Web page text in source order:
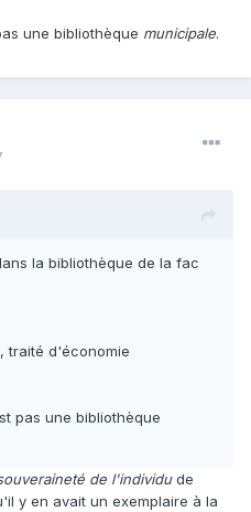
une bibliothèque municipale.
la bibliothèque de la fac
traité d'économie
pas une bibliothèque
de l'individude
y en avait un exemplaire à la